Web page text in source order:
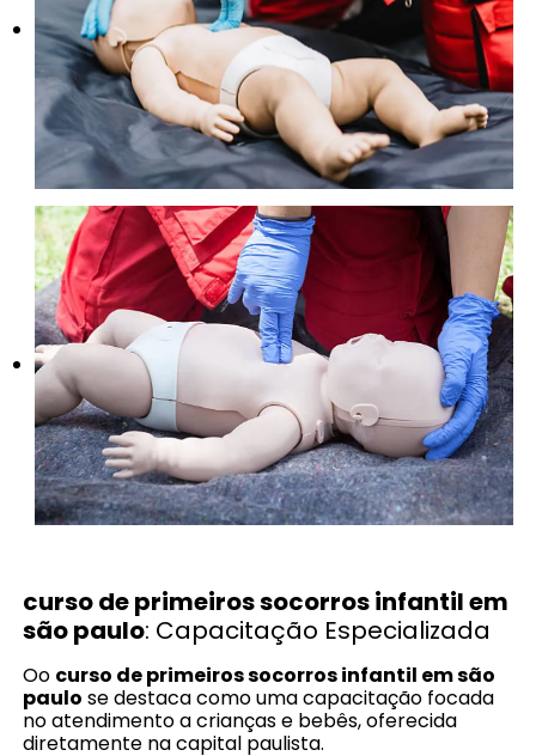
curso de primeiros socorros infantil em
são paulo: Capacitação Especializada
Oo curso de primeiros socorros infantil em são
paulo se destaca como uma capacitação focada
no atendimento a crianças e bebês, oferecida
diretamente na capital paulista.